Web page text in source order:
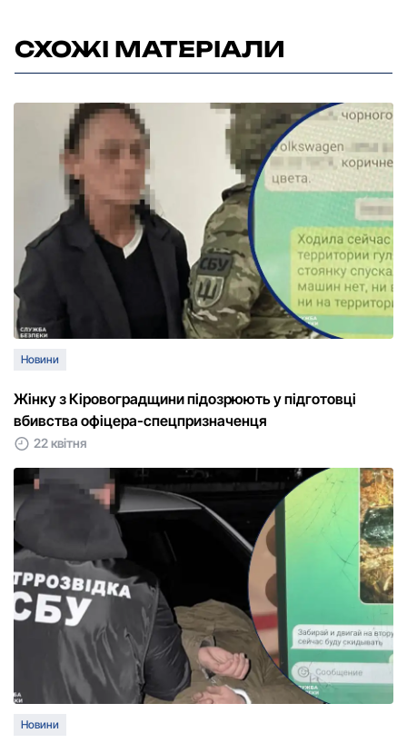
СХОЖІ МАТЕРІАЛИ
Новини
Жінку з Кіровоградщини підозрюють у підготовці
вбивства офіцера-спецпризначенця
22 квітня
Новини